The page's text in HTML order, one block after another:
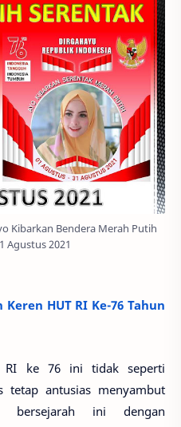
Kibarkan Bendera Merah Putih
Agustus 2021
HUT RI Ke-76 Tahun
RI ke 76 ini tidak seperti
tetap antusias menyambut
bersejarah ini dengan